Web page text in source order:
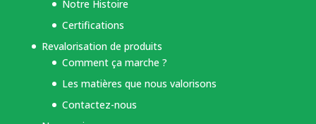
Notre Histoire
Certifications
Revalorisation de produits
Comment ça marche ?
Les matières que nous valorisons
Contactez-nous